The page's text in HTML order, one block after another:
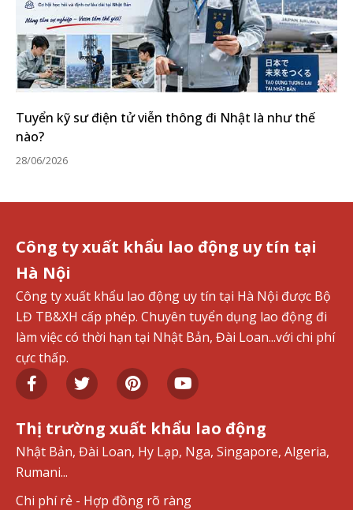
Tuyển kỹ sư điện tử viễn thông đi Nhật là như thế
nào?
28/06/2026
Công ty xuất khẩu lao động uy tín tại
Hà Nội
Công ty xuất khẩu lao động uy tín tại Hà Nội được Bộ
LĐ TB&XH cấp phép. Chuyên tuyển dụng lao động đi
làm việc có thời hạn tại Nhật Bản, Đài Loan...với chi phí
cực thấp.
Thị trường xuất khẩu lao động
Nhật Bản, Đài Loan, Hy Lạp, Nga, Singapore, Algeria,
Rumani...
Chi phí rẻ - Hợp đồng rõ ràng